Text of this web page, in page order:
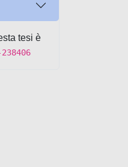
tesi è